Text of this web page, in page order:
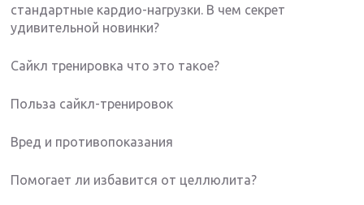
стандартные кардио-нагрузки. В чем секрет
удивительной новинки?
Сайкл тренировка что это такое?
Польза сайкл-тренировок
Вред и противопоказания
Помогает ли избавится от целлюлита?